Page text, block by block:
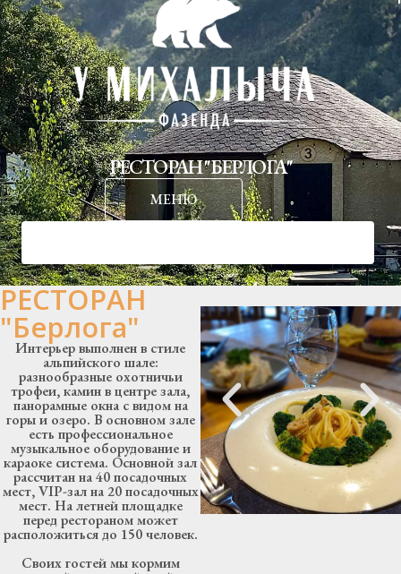
Перейти
к
содержимому
РЕСТОРАН "БЕРЛОГА"
МЕНЮ
РЕСТОРАН
"Берлога"
Интерьер выполнен в стиле
альпийского шале:
разнообразные охотничьи
трофеи, камин в центре зала,
панорамные окна с видом на
горы и озеро. В основном зале
есть профессиональное
музыкальное оборудование и
караоке система. Основной зал
рассчитан на 40 посадочных
мест, VIP-зал на 20 посадочных
мест. На летней площадке
перед рестораном может
расположиться до 150 человек.
Своих гостей мы кормим